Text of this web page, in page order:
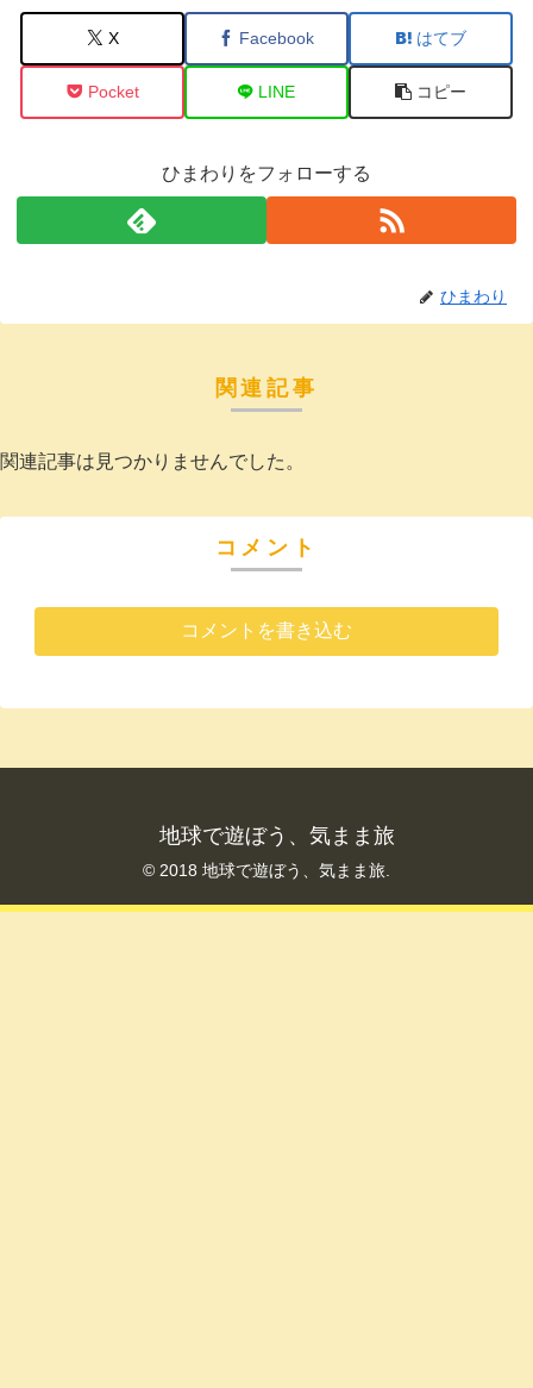
X Facebook はてブ
Pocket LINE コピー
ひまわりをフォローする
ひまわり
関連記事
関連記事は見つかりませんでした。
コメント
コメントを書き込む
地球で遊ぼう、気まま旅
© 2018 地球で遊ぼう、気まま旅.